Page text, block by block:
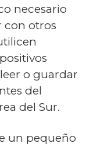
necesario
con otros
o guardar
del
del Sur.
un pequeño